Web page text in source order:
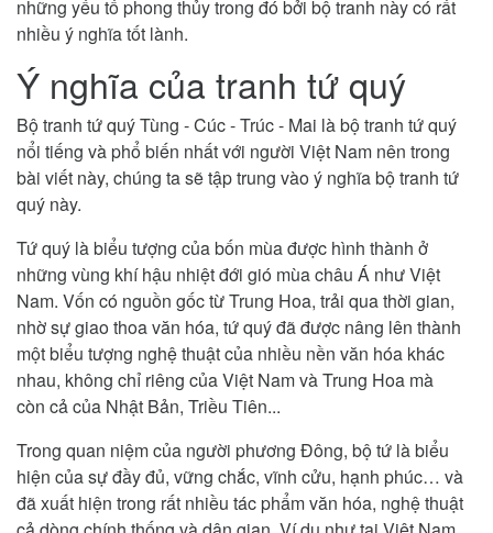
những yếu tố phong thủy trong đó bởi bộ tranh này có rất
nhiều ý nghĩa tốt lành.
Ý nghĩa của tranh tứ quý
Bộ tranh tứ quý Tùng - Cúc - Trúc - Mai là bộ tranh tứ quý
nổi tiếng và phổ biến nhất với người Việt Nam nên trong
bài viết này, chúng ta sẽ tập trung vào ý nghĩa bộ tranh tứ
quý này.
Tứ quý là biểu tượng của bốn mùa được hình thành ở
những vùng khí hậu nhiệt đới gió mùa châu Á như Việt
Nam. Vốn có nguồn gốc từ Trung Hoa, trải qua thời gian,
nhờ sự giao thoa văn hóa, tứ quý đã được nâng lên thành
một biểu tượng nghệ thuật của nhiều nền văn hóa khác
nhau, không chỉ riêng của Việt Nam và Trung Hoa mà
còn cả của Nhật Bản, Triều Tiên...
Trong quan niệm của người phương Đông, bộ tứ là biểu
hiện của sự đầy đủ, vững chắc, vĩnh cửu, hạnh phúc… và
đã xuất hiện trong rất nhiều tác phẩm văn hóa, nghệ thuật